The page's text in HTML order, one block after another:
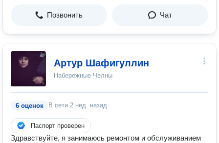
Позвонить Чат
Артур Шафигуллин
Набережные Челны
6 оценок В сети 2 нед. назад
Паспорт проверен
Здравствуйте, я занимаюсь ремонтом и обслуживанием